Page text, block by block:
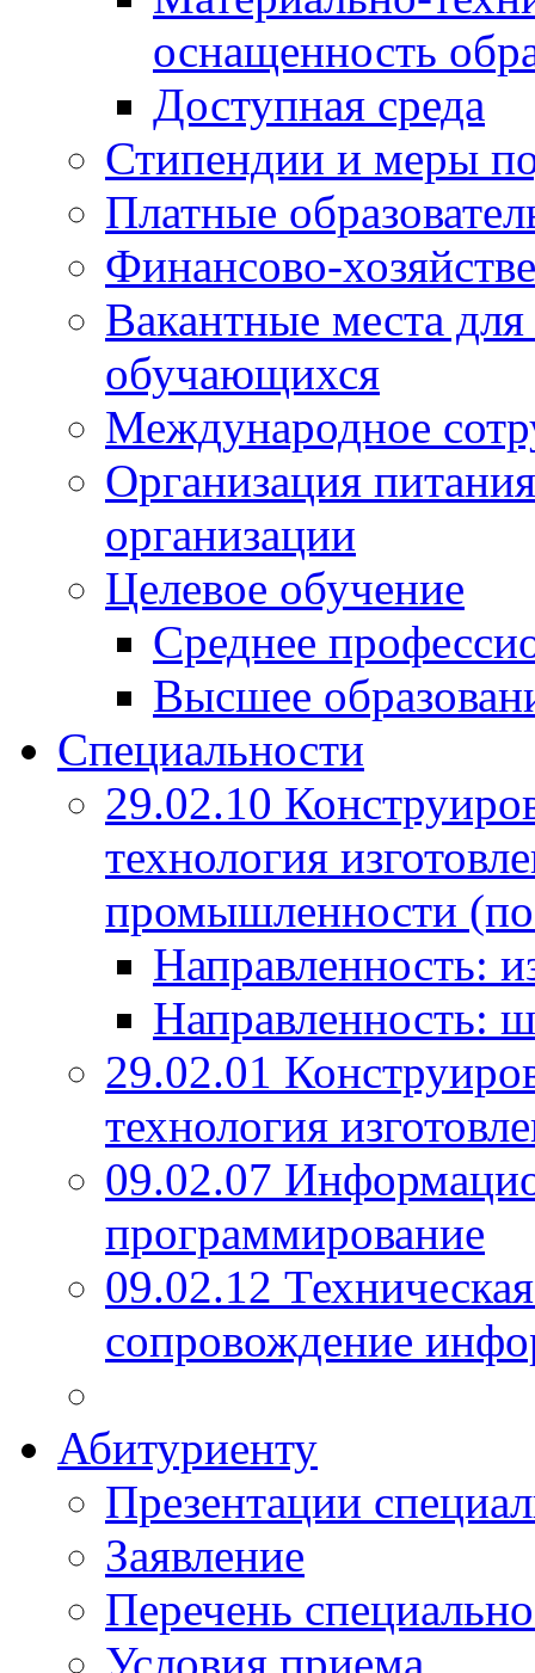
оснащенность
Доступная среда
Стипендии и меры
Платные
Финансово-
Вакантные места
обучающихся
Международное
Организация
организации
Целевое обучение
Среднее
Высшее
Специальности
29.02.10
технология
промышленности
Направленность:
Направленность:
29.02.01
технология
09.02.07
программирование
09.02.12
сопровождение
Абитуриенту
Презентации
Заявление
Перечень